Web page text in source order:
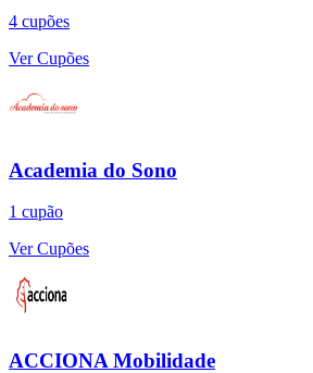
4 cupões
Ver Cupões
Academia do Sono
1 cupão
Ver Cupões
ACCIONA Mobilidade